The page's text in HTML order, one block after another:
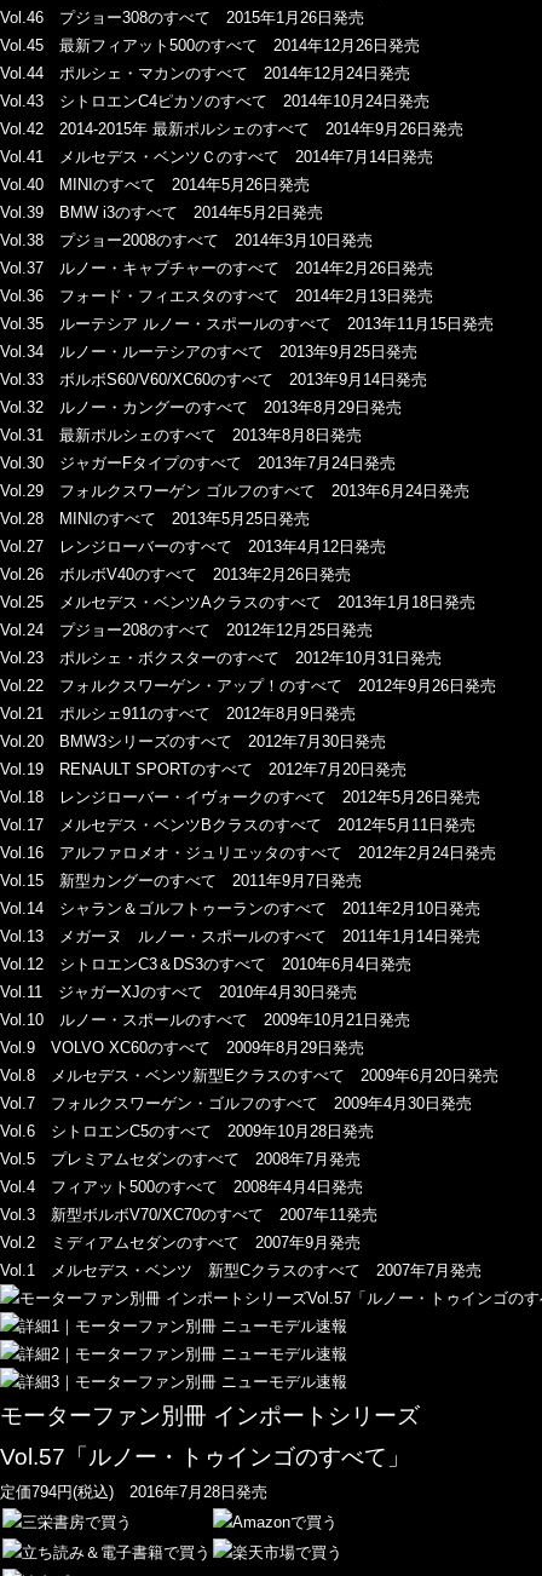
Vol.46 プジョー308のすべて 2015年1月26日発売
Vol.45 最新フィアット500のすべて 2014年12月26日発売
Vol.44 ポルシェ・マカンのすべて 2014年12月24日発売
Vol.43 シトロエンC4ピカソのすべて 2014年10月24日発売
Vol.42 2014-2015年 最新ポルシェのすべて 2014年9月26日発売
Vol.41 メルセデス・ベンツＣのすべて 2014年7月14日発売
Vol.40 MINIのすべて 2014年5月26日発売
Vol.39 BMW i3のすべて 2014年5月2日発売
Vol.38 プジョー2008のすべて 2014年3月10日発売
Vol.37 ルノー・キャプチャーのすべて 2014年2月26日発売
Vol.36 フォード・フィエスタのすべて 2014年2月13日発売
Vol.35 ルーテシア ルノー・スポールのすべて 2013年11月15日発売
Vol.34 ルノー・ルーテシアのすべて 2013年9月25日発売
Vol.33 ボルボS60/V60/XC60のすべて 2013年9月14日発売
Vol.32 ルノー・カングーのすべて 2013年8月29日発売
Vol.31 最新ポルシェのすべて 2013年8月8日発売
Vol.30 ジャガーFタイプのすべて 2013年7月24日発売
Vol.29 フォルクスワーゲン ゴルフのすべて 2013年6月24日発売
Vol.28 MINIのすべて 2013年5月25日発売
Vol.27 レンジローバーのすべて 2013年4月12日発売
Vol.26 ボルボV40のすべて 2013年2月26日発売
Vol.25 メルセデス・ベンツAクラスのすべて 2013年1月18日発売
Vol.24 プジョー208のすべて 2012年12月25日発売
Vol.23 ポルシェ・ボクスターのすべて 2012年10月31日発売
Vol.22 フォルクスワーゲン・アップ！のすべて 2012年9月26日発売
Vol.21 ポルシェ911のすべて 2012年8月9日発売
Vol.20 BMW3シリーズのすべて 2012年7月30日発売
Vol.19 RENAULT SPORTのすべて 2012年7月20日発売
Vol.18 レンジローバー・イヴォークのすべて 2012年5月26日発売
Vol.17 メルセデス・ベンツBクラスのすべて 2012年5月11日発売
Vol.16 アルファロメオ・ジュリエッタのすべて 2012年2月24日発売
Vol.15 新型カングーのすべて 2011年9月7日発売
Vol.14 シャラン＆ゴルフトゥーランのすべて 2011年2月10日発売
Vol.13 メガーヌ ルノー・スポールのすべて 2011年1月14日発売
Vol.12 シトロエンC3＆DS3のすべて 2010年6月4日発売
Vol.11 ジャガーXJのすべて 2010年4月30日発売
Vol.10 ルノー・スポールのすべて 2009年10月21日発売
Vol.9 VOLVO XC60のすべて 2009年8月29日発売
Vol.8 メルセデス・ベンツ新型Eクラスのすべて 2009年6月20日発売
Vol.7 フォルクスワーゲン・ゴルフのすべて 2009年4月30日発売
Vol.6 シトロエンC5のすべて 2009年10月28日発売
Vol.5 プレミアムセダンのすべて 2008年7月発売
Vol.4 フィアット500のすべて 2008年4月4日発売
Vol.3 新型ボルボV70/XC70のすべて 2007年11発売
Vol.2 ミディアムセダンのすべて 2007年9月発売
Vol.1 メルセデス・ベンツ 新型Cクラスのすべて 2007年7月発売
モーターファン別冊 インポートシリーズ
Vol.57「ルノー・トゥインゴのすべて」
定価794円(税込) 2016年7月28日発売